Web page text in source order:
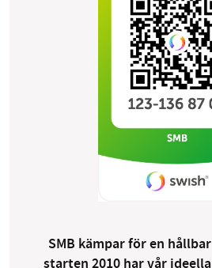
SMB kämpar för en